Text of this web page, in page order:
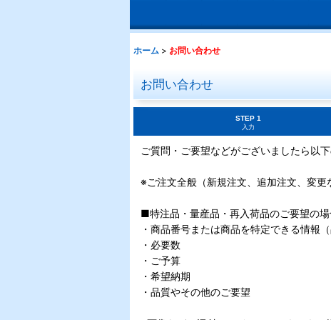
ホーム > お問い合わせ
お問い合わせ
STEP 1
入力
ご質問・ご要望などがございましたら以
※ご注文全般（新規注文、追加注文、変更
■特注品・量産品・再入荷品のご要望の
・商品番号または商品を特定できる情報
・必要数
・ご予算
・希望納期
・品質やその他のご要望